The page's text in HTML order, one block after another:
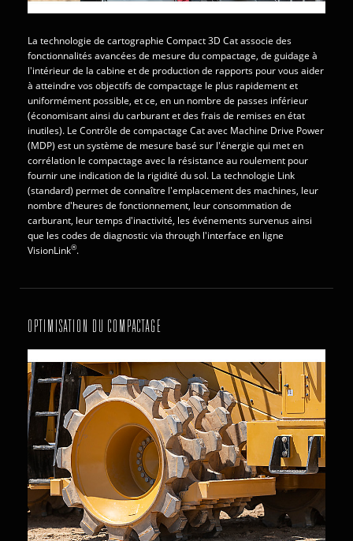
La technologie de cartographie Compact 3D Cat associe des
fonctionnalités avancées de mesure du compactage, de guidage à
l'intérieur de la cabine et de production de rapports pour vous aider
à atteindre vos objectifs de compactage le plus rapidement et
uniformément possible, et ce, en un nombre de passes inférieur
(économisant ainsi du carburant et des frais de remises en état
inutiles). Le Contrôle de compactage Cat avec Machine Drive Power
(MDP) est un système de mesure basé sur l'énergie qui met en
corrélation le compactage avec la résistance au roulement pour
fournir une indication de la rigidité du sol. La technologie Link
(standard) permet de connaître l'emplacement des machines, leur
nombre d'heures de fonctionnement, leur consommation de
carburant, leur temps d'inactivité, les événements survenus ainsi
que les codes de diagnostic via through l'interface en ligne
VisionLink®.
OPTIMISATION DU COMPACTAGE